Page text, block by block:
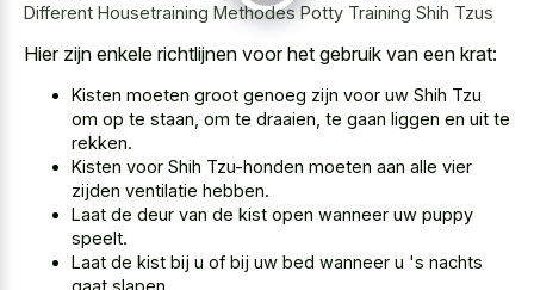
Different Housetraining Methodes Potty Training Shih Tzus
Hier zijn enkele richtlijnen voor het gebruik van een krat:
Kisten moeten groot genoeg zijn voor uw Shih Tzu
om op te staan, om te draaien, te gaan liggen en uit te
rekken.
Kisten voor Shih Tzu-honden moeten aan alle vier
zijden ventilatie hebben.
Laat de deur van de kist open wanneer uw puppy
speelt.
Laat de kist bij u of bij uw bed wanneer u 's nachts
gaat slapen.